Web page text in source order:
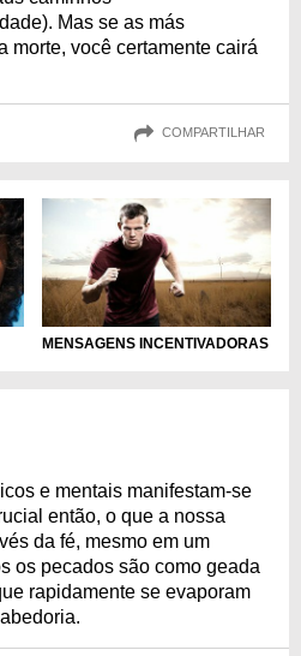
Mas se as más
morte, você certamente cairá
COMPARTILHAR
MENSAGENS INCENTIVADORAS
e mentais manifestam-se
então, o que a nossa
da fé, mesmo em um
os pecados são como geada
rapidamente se evaporam